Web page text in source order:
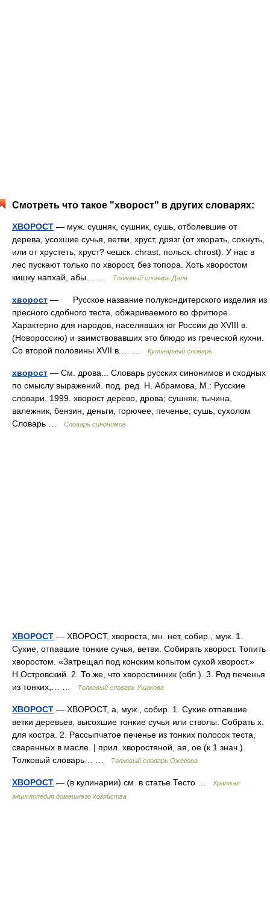
Смотреть что такое "хворост" в других словарях:
ХВОРОСТ — муж. сушняк, сушник, сушь, отболевшие от
дерева, усохшие сучья, ветви, хруст, дрязг (от хворать, сохнуть,
или от хрустеть, хруст? чешск. chrast, польск. chrost). У нас в
лес пускают только по хворост, без топора. Хоть хворостом
кишку напхай, абы… …
Толковый словарь Даля
хворост — Русское название полукондитерского изделия из
пресного сдобного теста, обжариваемого во фритюре.
Характерно для народов, населявших юг России до XVIII в.
(Новороссию) и заимствовавших это блюдо из греческой кухни.
Со второй половины XVII в.… …
Кулинарный словарь
хворост — См. дрова... Словарь русских синонимов и сходных
по смыслу выражений. под. ред. Н. Абрамова, М.: Русские
словари, 1999. хворост дерево, дрова; сушняк, тычина,
валежник, бензин, деньги, горючее, печенье, сушь, сухолом
Словарь …
Словарь синонимов
ХВОРОСТ — ХВОРОСТ, хвороста, мн. нет, собир., муж. 1.
Сухие, отпавшие тонкие сучья, ветви. Собирать хворост. Топить
хворостом. «Затрещал под конским копытом сухой хворост.»
Н.Островский. 2. То же, что хворостинник (обл.). 3. Род печенья
из тонких,… …
Толковый словарь Ушакова
ХВОРОСТ — ХВОРОСТ, а, муж., собир. 1. Сухие отпавшие
ветки деревьев, высохшие тонкие сучья или стволы. Собрать х.
для костра. 2. Рассыпчатое печенье из тонких полосок теста,
сваренных в масле. | прил. хворостяной, ая, ое (к 1 знач.).
Толковый словарь… …
Толковый словарь Ожегова
ХВОРОСТ — (в кулинарии) см. в статье Тесто …
Краткая
энциклопедия домашнего хозяйства